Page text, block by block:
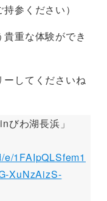
参ください）
重な体験ができ
してくださいね
びわ湖長浜」
1FAIpQLSfem1
XuNzAizS-